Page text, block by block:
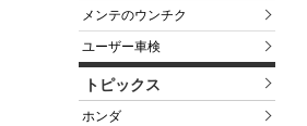
メンテのウンチク
ユーザー車検
トピックス
ホンダ